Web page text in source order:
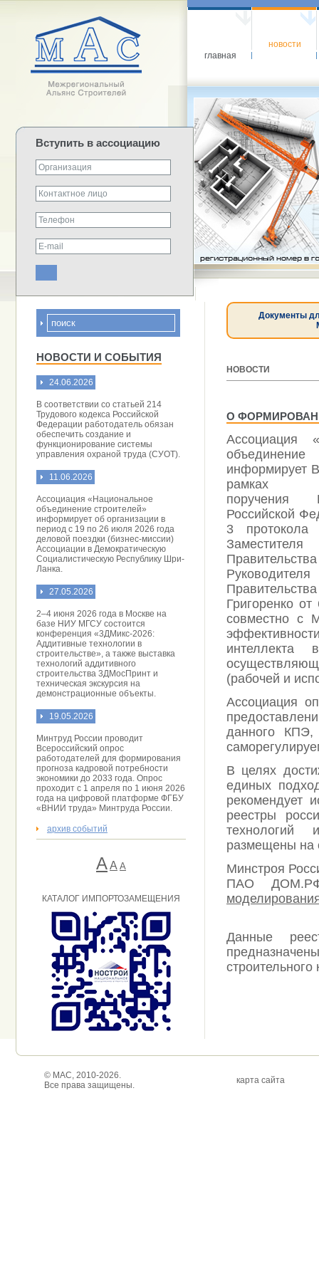
главная
новости
Вступить в ассоциацию
НОВОСТИ И СОБЫТИЯ
24.06.2026
В соответствии со статьей 214
Трудового кодекса Российской
Федерации работодатель обязан
обеспечить создание и
функционирование системы
управления охраной труда (СУОТ).
11.06.2026
Ассоциация «Национальное
объединение строителей»
информирует об организации в
период с 19 по 26 июля 2026 года
деловой поездки (бизнес-миссии)
Ассоциации в Демократическую
Социалистическую Республику Шри-
Ланка.
27.05.2026
2–4 июня 2026 года в Москве на
базе НИУ МГСУ состоится
конференция «3ДМикс-2026:
Аддитивные технологии в
строительстве», а также выставка
технологий аддитивного
строительства 3ДМосПринт и
техническая экскурсия на
демонстрационные объекты.
19.05.2026
Минтруд России проводит
Всероссийский опрос
работодателей для формирования
прогноза кадровой потребности
экономики до 2033 года. Опрос
проходит с 1 апреля по 1 июня 2026
года на цифровой платформе ФГБУ
«ВНИИ труда» Минтруда России.
архив событий
АA А
КАТАЛОГ ИМПОРТОЗАМЕЩЕНИЯ
Документы
НОВОСТИ
О
Ассоциация
информирует
рамках
поручения
Российской
3
Заместителя
Григоренко
совместно с
интеллекта
(рабочей и
Ассоциация
данного
В целях
единых
рекомендует
реестры
технологий
размещены на
Минстроя
ПАО
Данные
строительного
© МАС, 2010-2026.
Все права защищены.
карта сайта